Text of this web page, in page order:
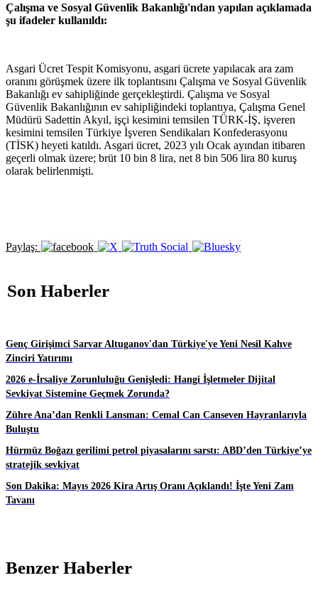
Çalışma ve Sosyal Güvenlik Bakanlığı'ndan yapılan açıklamada
şu ifadeler kullanıldı:
Asgari Ücret Tespit Komisyonu, asgari ücrete yapılacak ara zam
oranını görüşmek üzere ilk toplantısını Çalışma ve Sosyal Güvenlik
Bakanlığı ev sahipliğinde gerçekleştirdi. Çalışma ve Sosyal
Güvenlik Bakanlığının ev sahipliğindeki toplantıya, Çalışma Genel
Müdürü Sadettin Akyıl, işçi kesimini temsilen TÜRK-İŞ, işveren
kesimini temsilen Türkiye İşveren Sendikaları Konfederasyonu
(TİSK) heyeti katıldı. Asgari ücret, 2023 yılı Ocak ayından itibaren
geçerli olmak üzere; brüt 10 bin 8 lira, net 8 bin 506 lira 80 kuruş
olarak belirlenmişti.
Paylaş:
Son Haberler
Genç Girişimci Sarvar Altuganov'dan Türkiye'ye Yeni Nesil Kahve
Zinciri Yatırımı
2026 e-İrsaliye Zorunluluğu Genişledi: Hangi İşletmeler Dijital
Sevkiyat Sistemine Geçmek Zorunda?
Zühre Ana’dan Renkli Lansman: Cemal Can Canseven Hayranlarıyla
Buluştu
Hürmüz Boğazı gerilimi petrol piyasalarını sarstı: ABD’den Türkiye’ye
stratejik sevkiyat
Son Dakika: Mayıs 2026 Kira Artış Oranı Açıklandı! İşte Yeni Zam
Tavanı
Benzer Haberler